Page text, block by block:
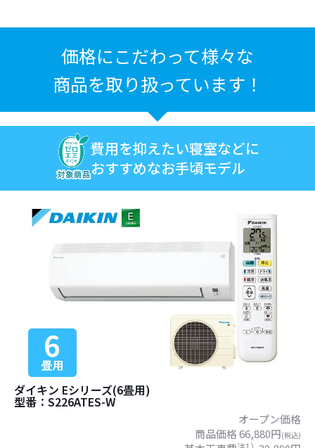
価格にこだわって様々な
商品を取り扱っています！
費用を抑えたい寝室などに
おすすめなお手頃モデル
ダイキン Eシリーズ(6畳用)
型番：S226ATES-W
オープン価格
商品価格 66,880円(税込)